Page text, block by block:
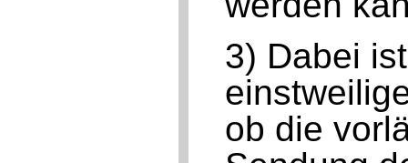
3) Dabei
ob die